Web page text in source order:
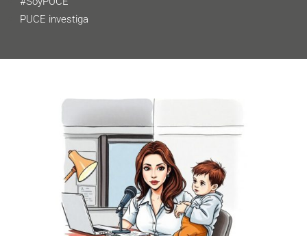
PUCE investiga